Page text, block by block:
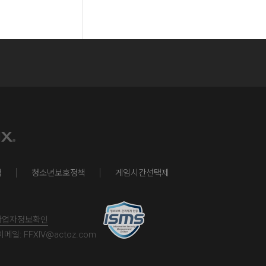
청소년보호정책 게임시간선택제
자정보확인
메일: FFXIV@actoz.com